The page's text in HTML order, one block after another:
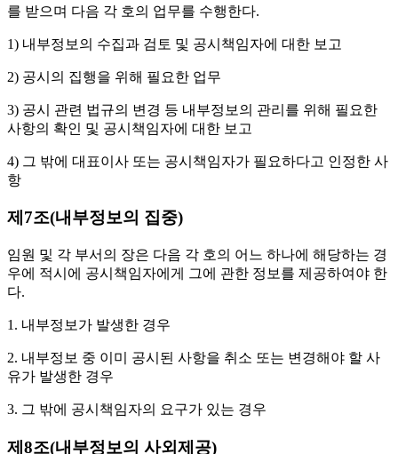
를 받으며 다음 각 호의 업무를 수행한다.
1) 내부정보의 수집과 검토 및 공시책임자에 대한 보고
2) 공시의 집행을 위해 필요한 업무
3) 공시 관련 법규의 변경 등 내부정보의 관리를 위해 필요한
사항의 확인 및 공시책임자에 대한 보고
4) 그 밖에 대표이사 또는 공시책임자가 필요하다고 인정한 사
항
제7조(내부정보의 집중)
임원 및 각 부서의 장은 다음 각 호의 어느 하나에 해당하는 경
우에 적시에 공시책임자에게 그에 관한 정보를 제공하여야 한
다.
1. 내부정보가 발생한 경우
2. 내부정보 중 이미 공시된 사항을 취소 또는 변경해야 할 사
유가 발생한 경우
3. 그 밖에 공시책임자의 요구가 있는 경우
제8조(내부정보의 사외제공)